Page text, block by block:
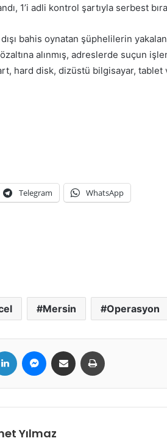
1’i adli kontrol şartıyla serbest
dışı bahis oynatan şüphelilerin
alınmış, adreslerde suçun
hard disk, dizüstü bilgisayar, tablet
Telegram WhatsApp
Mersin Operasyon
LinkedIn MessengerE-Posta ile paylaş
Yılmaz